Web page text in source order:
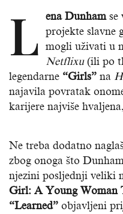
L ena Dunhamse
projekte slavne
mogli uživati u
Netflixu(ili po
legendarne “Girls” na
najavila povratak
karijere najviše
Ne treba dodatno
zbog onoga što
njezini posljednji veliki
Girl: A Young Woman
“Learned” objavljeni